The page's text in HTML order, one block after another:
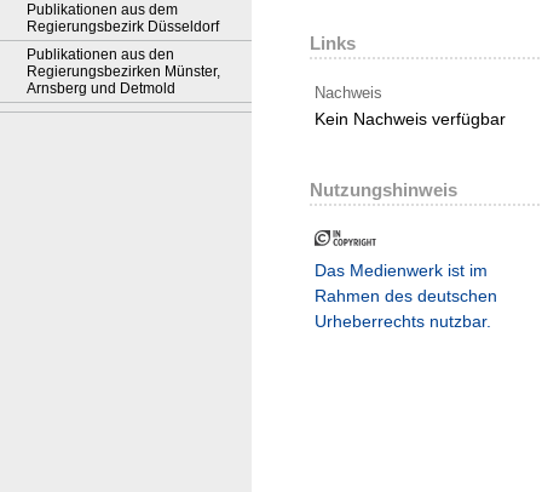
Publikationen aus dem
Regierungsbezirk Düsseldorf
Publikationen aus den
Regierungsbezirken Münster,
Arnsberg und Detmold
Links
Nachweis
Kein Nachweis verfügbar
Nutzungshinweis
Das Medienwerk ist im
Rahmen des deutschen
Urheberrechts nutzbar.